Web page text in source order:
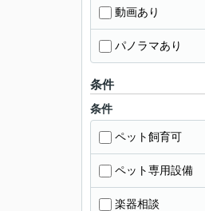
動画あり
パノラマあり
条件
条件
ペット飼育可
ペット専用設備
楽器相談